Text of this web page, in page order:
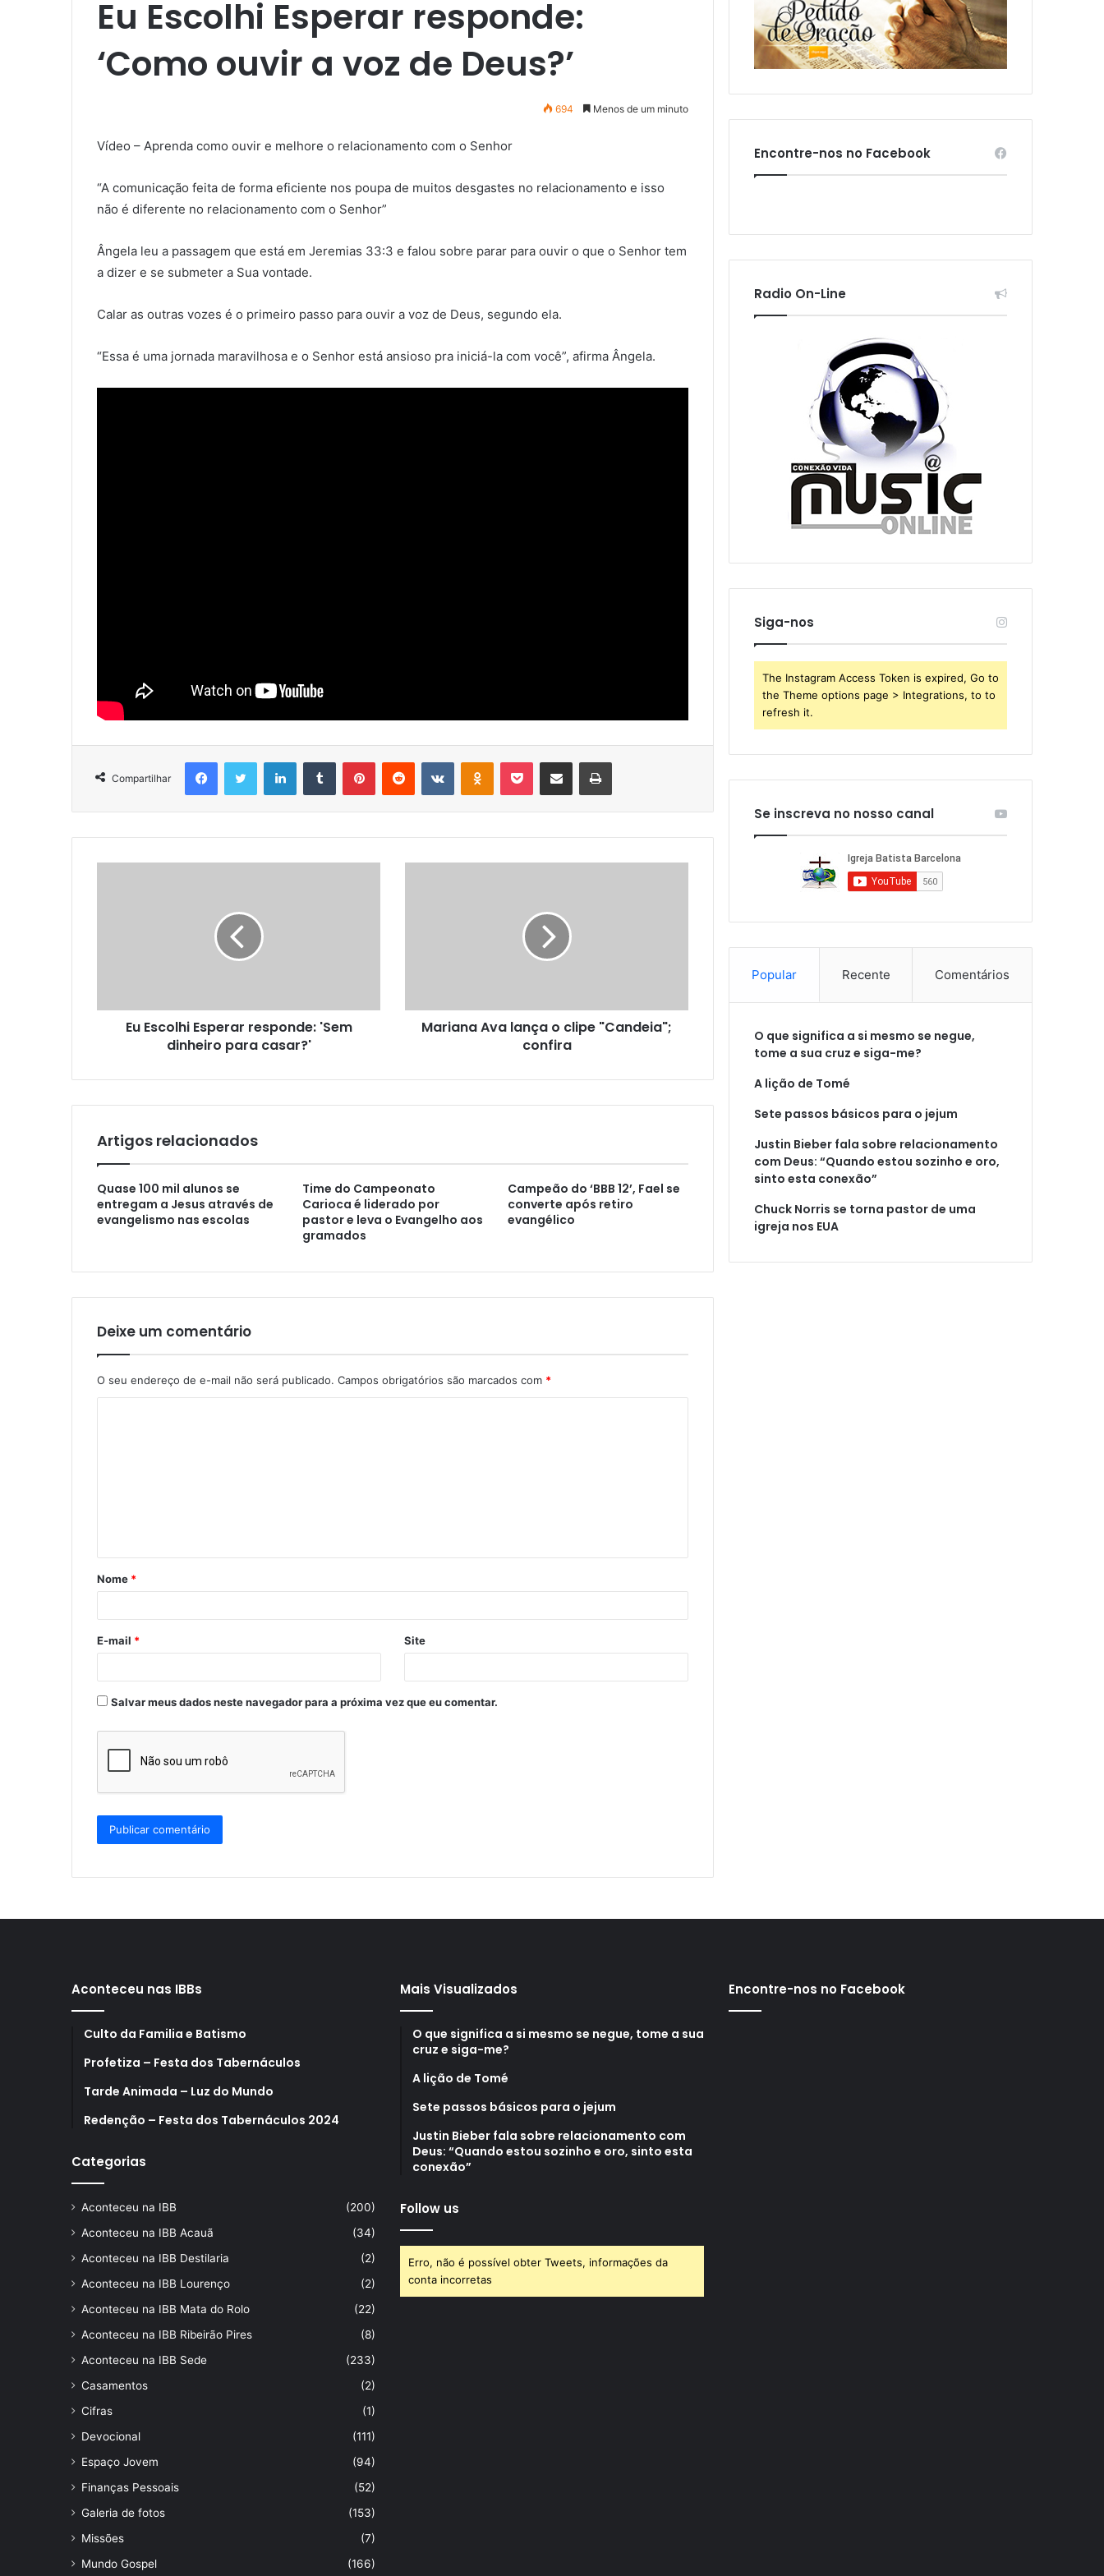
Eu Escolhi Esperar responde:
‘Como ouvir a voz de Deus?’
694 Menos de um minuto
Vídeo – Aprenda como ouvir e melhore o relacionamento com o Senhor
“A comunicação feita de forma eficiente nos poupa de muitos desgastes no relacionamento e isso
não é diferente no relacionamento com o Senhor”
Ângela leu a passagem que está em Jeremias 33:3 e falou sobre parar para ouvir o que o Senhor tem
a dizer e se submeter a Sua vontade.
Calar as outras vozes é o primeiro passo para ouvir a voz de Deus, segundo ela.
“Essa é uma jornada maravilhosa e o Senhor está ansioso pra iniciá-la com você”, afirma Ângela.
Compartilhar
Eu Escolhi Esperar responde: 'Sem
dinheiro para casar?'
Mariana Ava lança o clipe "Candeia";
confira
Artigos relacionados
Quase 100 mil alunos se
entregam a Jesus através de
evangelismo nas escolas
Time do Campeonato
Carioca é liderado por
pastor e leva o Evangelho aos
gramados
Campeão do ‘BBB 12’, Fael se
converte após retiro
evangélico
Deixe um comentário
O seu endereço de e-mail não será publicado. Campos obrigatórios são marcados com *
á
r
*
Nome *
E-mail * Site
Salvar meus dados neste navegador para a próxima vez que eu comentar.
Encontre-nos no Facebook
Radio On-Line
Siga-nos
The Instagram Access Token is expired, Go to
the Theme options page > Integrations, to to
refresh it.
Se inscreva no nosso canal
Popular Recente Comentários
O que significa a si mesmo se negue,
tome a sua cruz e siga-me?
A lição de Tomé
Sete passos básicos para o jejum
Justin Bieber fala sobre relacionamento
com Deus: “Quando estou sozinho e oro,
sinto esta conexão”
Chuck Norris se torna pastor de uma
igreja nos EUA
Aconteceu nas IBBs
Culto da Familia e Batismo
Profetiza – Festa dos Tabernáculos
Tarde Animada – Luz do Mundo
Redenção – Festa dos Tabernáculos 2024
Categorias
Aconteceu na IBB
(200)
Aconteceu na IBB Acauã
(34)
Aconteceu na IBB Destilaria
(2)
Aconteceu na IBB Lourenço
(2)
Aconteceu na IBB Mata do Rolo
(22)
Aconteceu na IBB Ribeirão Pires
(8)
Aconteceu na IBB Sede
(233)
Casamentos
(2)
Cifras
(1)
Devocional
(111)
Espaço Jovem
(94)
Finanças Pessoais
(52)
Galeria de fotos
(153)
Missões
(7)
Mundo Gospel
(166)
Mais Visualizados
O que significa a si mesmo se negue, tome a sua
cruz e siga-me?
A lição de Tomé
Sete passos básicos para o jejum
Justin Bieber fala sobre relacionamento com
Deus: “Quando estou sozinho e oro, sinto esta
conexão”
Follow us
Erro, não é possível obter Tweets, informações da
conta incorretas
Encontre-nos no Facebook